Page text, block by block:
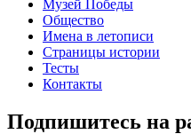
Музей Победы
Общество
Имена в летописи
Страницы истории
Тесты
Контакты
Подпишитесь на